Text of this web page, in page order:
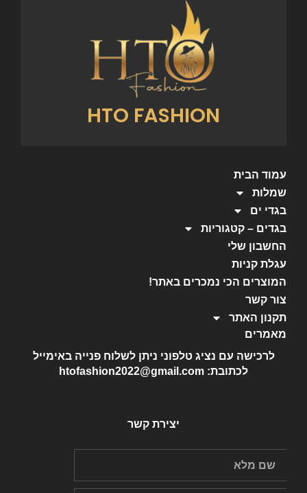
HTO FASHION
עמוד הבית
שמלות
בגדי ים
בגדים – קטגוריות
החשבון שלי
עגלת קניות
המוצרים הכי נמכרים באתר!
צור קשר
תקנון האתר
מאמרים
לרכישה עם נציג טלפוני ניתן לשלוח פנייה באימייל
לכתובת: htofashion2022@gmail.com
יצירת קשר